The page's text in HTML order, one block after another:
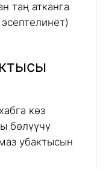
таң атканга
көз
бөлүүчү
убактысын